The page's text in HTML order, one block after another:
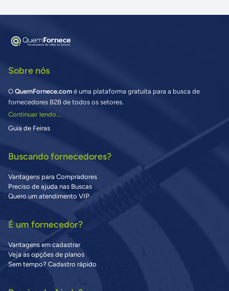
Sobre nós
O QuemFornece.com é uma plataforma gratuita para a busca de
fornecedores B2B de todos os setores.
Continuar lendo...
Guia de Feiras
Buscando fornecedores?
Vantagens para Compradores
Preciso de ajuda nas Buscas
Quero um atendimento VIP
É um fornecedor?
Vantagens em cadastrar
Veja as opções de planos
Sem tempo? Cadastro rápido